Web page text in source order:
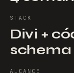
STACK
Divi +
schema
ALCANCE